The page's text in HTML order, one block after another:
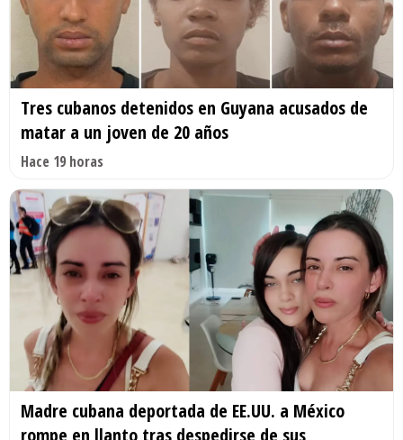
Tres cubanos detenidos en Guyana acusados de
matar a un joven de 20 años
Hace 19 horas
Madre cubana deportada de EE.UU. a México
rompe en llanto tras despedirse de sus